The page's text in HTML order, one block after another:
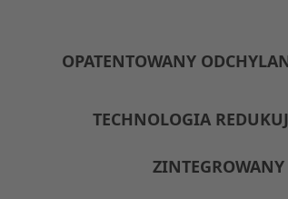
OPATENTOWANY
TECHNOLOGIA
ZINTEGROWANY